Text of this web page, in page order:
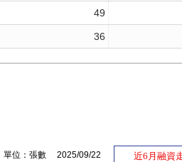
單位：張數 2025/09/22 近6月融資